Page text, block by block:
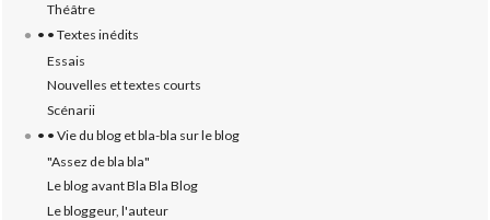
Théâtre
• • Textes inédits
Essais
Nouvelles et textes courts
Scénarii
• • Vie du blog et bla-bla sur le blog
"Assez de bla bla"
Le blog avant Bla Bla Blog
Le bloggeur, l'auteur